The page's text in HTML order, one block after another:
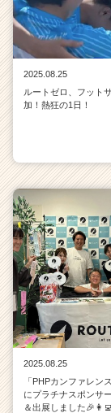
2025.08.25
ルートゼロ、フット
加！熱狂の1日！
2025.08.25
「PHPカンファレン
にプラチナスポンサ
＆出展しました